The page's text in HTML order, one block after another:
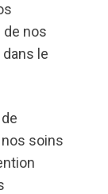
nos
le
soins